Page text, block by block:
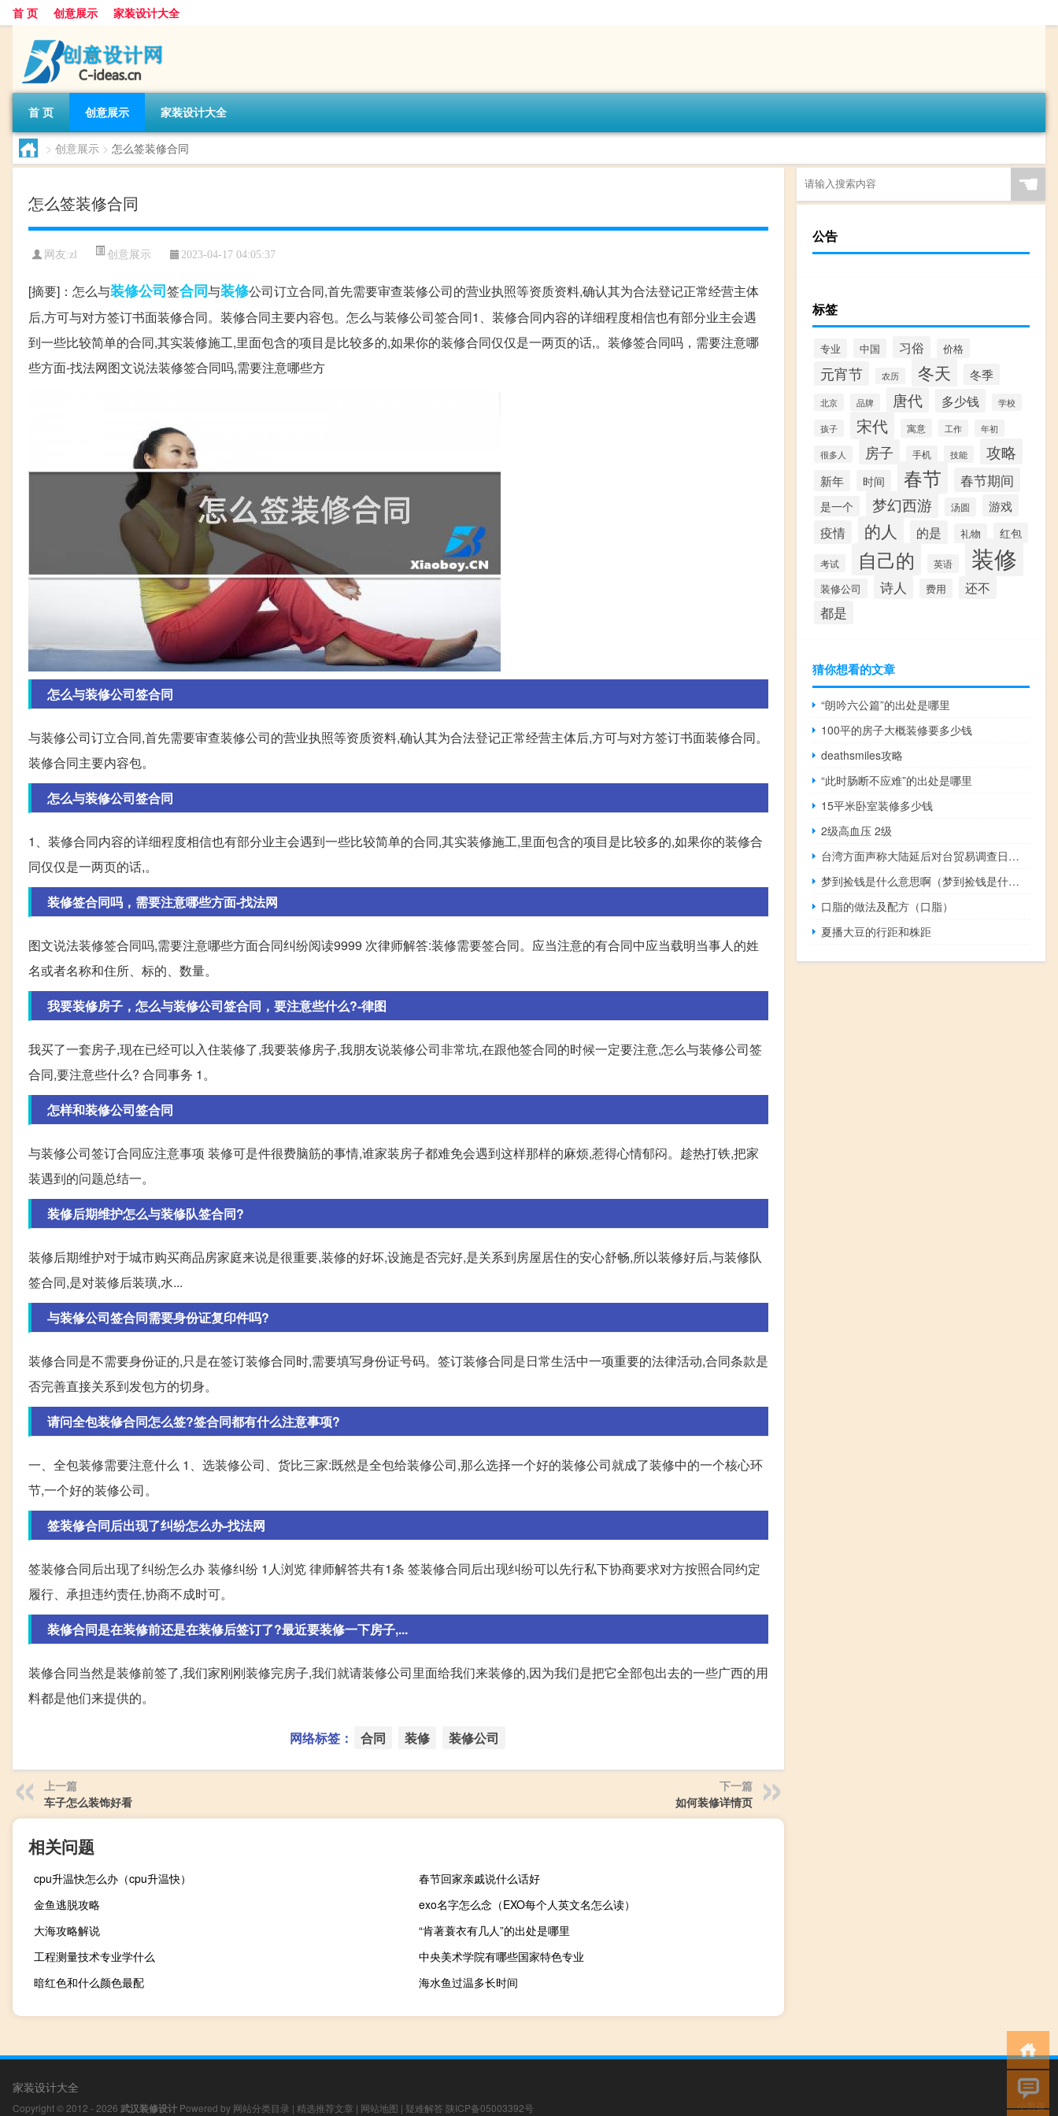
首 页 创意展示 家装设计大全
首 页 创意展示 家装设计大全
> 创意展示 > 怎么签装修合同
怎么签装修合同
网友:zl 创意展示 2023-04-17 04:05:37
[摘要]：怎么与装修公司签合同与装修公司订立合同,首先需要审查装修公司的营业执照等资质资料,确认其为合法登记正常经营主体
后,方可与对方签订书面装修合同。装修合同主要内容包。怎么与装修公司签合同1、装修合同内容的详细程度相信也有部分业主会遇
到一些比较简单的合同,其实装修施工,里面包含的项目是比较多的,如果你的装修合同仅仅是一两页的话,。装修签合同吗，需要注意哪
些方面-找法网图文说法装修签合同吗,需要注意哪些方
怎么与装修公司签合同
与装修公司订立合同,首先需要审查装修公司的营业执照等资质资料,确认其为合法登记正常经营主体后,方可与对方签订书面装修合同。
装修合同主要内容包。
怎么与装修公司签合同
1、装修合同内容的详细程度相信也有部分业主会遇到一些比较简单的合同,其实装修施工,里面包含的项目是比较多的,如果你的装修合
同仅仅是一两页的话,。
装修签合同吗，需要注意哪些方面-找法网
图文说法装修签合同吗,需要注意哪些方面合同纠纷阅读9999 次律师解答:装修需要签合同。应当注意的有合同中应当载明当事人的姓
名或者名称和住所、标的、数量。
我要装修房子，怎么与装修公司签合同，要注意些什么?-律图
我买了一套房子,现在已经可以入住装修了,我要装修房子,我朋友说装修公司非常坑,在跟他签合同的时候一定要注意,怎么与装修公司签
合同,要注意些什么? 合同事务 1。
怎样和装修公司签合同
与装修公司签订合同应注意事项 装修可是件很费脑筋的事情,谁家装房子都难免会遇到这样那样的麻烦,惹得心情郁闷。趁热打铁,把家
装遇到的问题总结一。
装修后期维护怎么与装修队签合同?
装修后期维护对于城市购买商品房家庭来说是很重要,装修的好坏,设施是否完好,是关系到房屋居住的安心舒畅,所以装修好后,与装修队
签合同,是对装修后装璜,水...
与装修公司签合同需要身份证复印件吗?
装修合同是不需要身份证的,只是在签订装修合同时,需要填写身份证号码。签订装修合同是日常生活中一项重要的法律活动,合同条款是
否完善直接关系到发包方的切身。
请问全包装修合同怎么签?签合同都有什么注意事项?
一、全包装修需要注意什么 1、选装修公司、货比三家:既然是全包给装修公司,那么选择一个好的装修公司就成了装修中的一个核心环
节,一个好的装修公司。
签装修合同后出现了纠纷怎么办-找法网
签装修合同后出现了纠纷怎么办 装修纠纷 1人浏览 律师解答共有1条 签装修合同后出现纠纷可以先行私下协商要求对方按照合同约定
履行、承担违约责任,协商不成时可。
装修合同是在装修前还是在装修后签订了?最近要装修一下房子,...
装修合同当然是装修前签了,我们家刚刚装修完房子,我们就请装修公司里面给我们来装修的,因为我们是把它全部包出去的一些广西的用
料都是他们来提供的。
网络标签： 合同 装修 装修公司
上一篇
车子怎么装饰好看
下一篇
如何装修详情页
相关问题
cpu升温快怎么办（cpu升温快）
春节回家亲戚说什么话好
金鱼逃脱攻略
exo名字怎么念（EXO每个人英文名怎么读）
大海攻略解说
“肯著蓑衣有几人”的出处是哪里
工程测量技术专业学什么
中央美术学院有哪些国家特色专业
暗红色和什么颜色最配
海水鱼过温多长时间
☚
公告
标签
专业 中国 习俗 价格
元宵节 农历 冬天 冬季
北京 品牌 唐代 多少钱 学校
孩子 宋代 寓意 工作 年初
很多人 房子 手机 技能 攻略
新年 时间 春节 春节期间
是一个 梦幻西游 汤圆 游戏
疫情 的人 的是 礼物 红包
考试 自己的 英语 装修
装修公司 诗人 费用 还不
都是
猜你想看的文章
“朗吟六公篇”的出处是哪里
100平的房子大概装修要多少钱
deathsmiles攻略
“此时肠断不应难”的出处是哪里
15平米卧室装修多少钱
2级高血压 2级
台湾方面声称大陆延后对台贸易调查日期凸显政治动机 国台办：颠倒是非
梦到捡钱是什么意思啊（梦到捡钱是什么征兆）
口脂的做法及配方（口脂）
夏播大豆的行距和株距
家装设计大全
Copyright © 2012 - 2026 武汉装修设计 Powered by 网站分类目录 | 精选推荐文章 | 网站地图 | 疑难解答 陕ICP备05003392号 小男孩